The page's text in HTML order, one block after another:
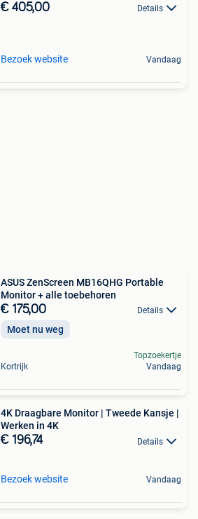
€ 405,00 Details
Bezoek website Vandaag
ASUS ZenScreen MB16QHG Portable
Monitor + alle toebehoren
€ 175,00 Details
Moet nu weg
Kortrijk
Topzoekertje
Vandaag
4K Draagbare Monitor | Tweede Kansje |
Werken in 4K
€ 196,74 Details
Bezoek website Vandaag